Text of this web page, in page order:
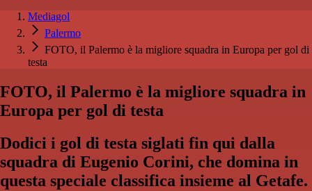
Mediagol
Palermo
FOTO, il Palermo è la migliore squadra in Europa per gol di
testa
FOTO, il Palermo è la migliore squadra in
Europa per gol di testa
Dodici i gol di testa siglati fin qui dalla
squadra di Eugenio Corini, che domina in
questa speciale classifica insieme al Getafe.